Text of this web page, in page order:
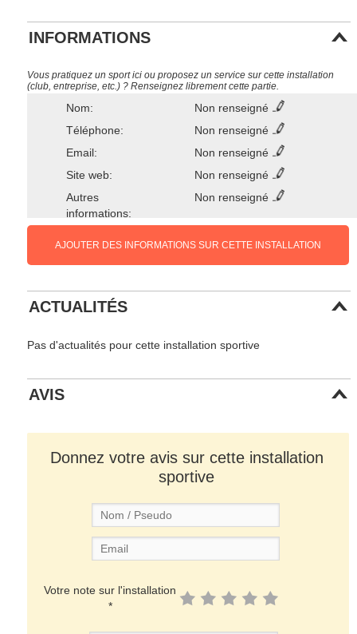
INFORMATIONS
Vous pratiquez un sport ici ou proposez un service sur cette installation
(club, entreprise, etc.) ? Renseignez librement cette partie.
Nom:
Non renseigné
Téléphone:
Non renseigné
Email:
Non renseigné
Site web:
Non renseigné
Autres
informations:
Non renseigné
AJOUTER DES INFORMATIONS SUR CETTE INSTALLATION
ACTUALITÉS
Pas d'actualités pour cette installation sportive
AVIS
Donnez votre avis sur cette installation
sportive
Votre note sur l'installation
*